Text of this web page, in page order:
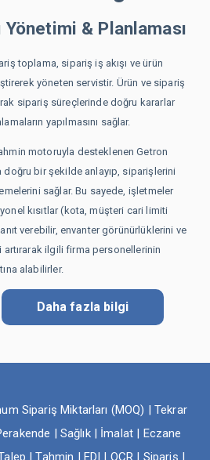
Ürün & Mağaza Analizi
& Optimizasyonu
Yönetimi & Planlaması
Yönetimi & Planlaması
toplama, sipariş iş akışı ve ürün
yöneten servistir. Ürün ve sipariş
sipariş süreçlerinde doğru kararlar
yapılmasını sağlar.
motoruyla desteklenen Getron
doğru bir şekilde anlayıp, siparişlerini
sağlar. Bu sayede, işletmeler
kısıtlar (kota, müşteri cari limiti
verebilir, envanter görünürlüklerini ve
ilgili firma personellerinin
alabilirler.
Daha fazla bilgi
Sipariş Miktarları (MOQ) | Tekrar
| Sağlık | İmalat | Eczane
| Tahmin | EDI | OCR | Sipariş |